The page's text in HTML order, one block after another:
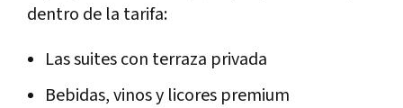
dentro de la tarifa:
Las suites con terraza privada
Bebidas, vinos y licores premium